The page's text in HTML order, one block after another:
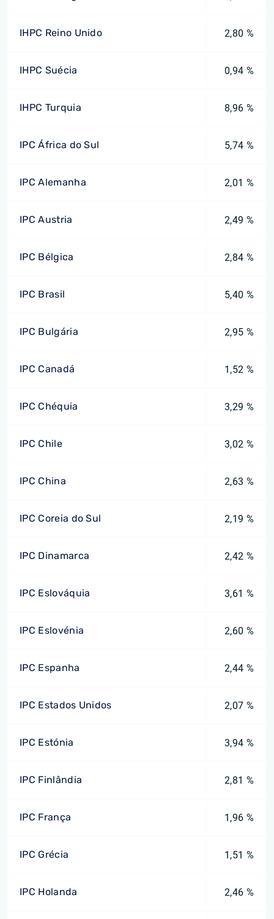
IHPC Reino Unido 2,80 %
IHPC Suécia 0,94 %
IHPC Turquia 8,96 %
IPC África do Sul 5,74 %
IPC Alemanha 2,01 %
IPC Austria 2,49 %
IPC Bélgica 2,84 %
IPC Brasil 5,40 %
IPC Bulgária 2,95 %
IPC Canadá 1,52 %
IPC Chéquia 3,29 %
IPC Chile 3,02 %
IPC China 2,63 %
IPC Coreia do Sul 2,19 %
IPC Dinamarca 2,42 %
IPC Eslováquia 3,61 %
IPC Eslovénia 2,60 %
IPC Espanha 2,44 %
IPC Estados Unidos 2,07 %
IPC Estónia 3,94 %
IPC Finlândia 2,81 %
IPC França 1,96 %
IPC Grécia 1,51 %
IPC Holanda 2,46 %